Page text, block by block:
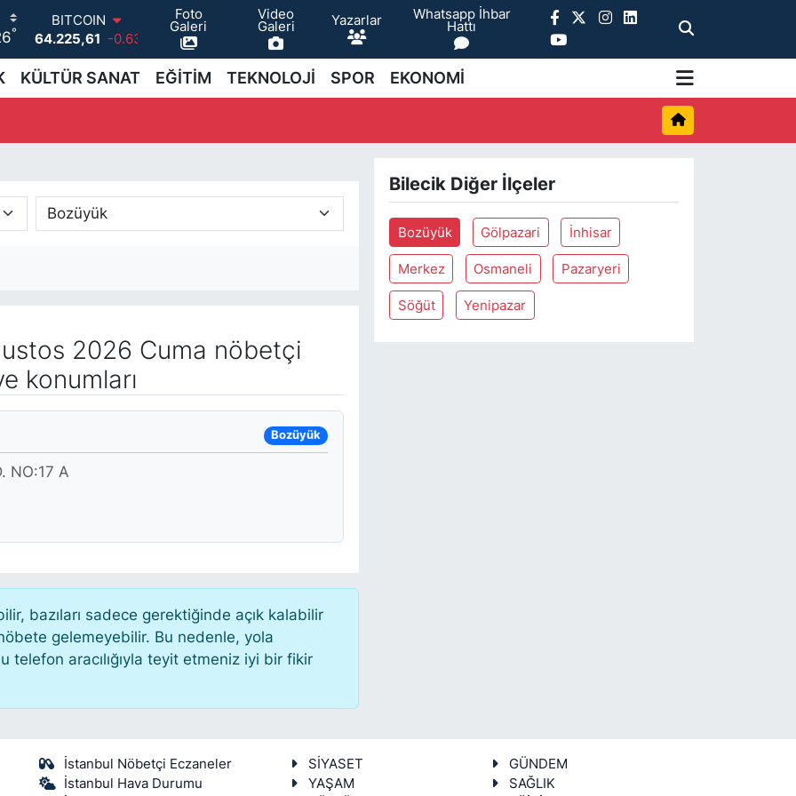
°
BITCOIN
64.225,61 -0.63
DOLAR
47,7143 0.16
EURO
BİST100
13.799
Foto
Galeri
Video
Galeri Yazarlar Whatsapp İhbar
Hattı
KÜLTÜR SANAT EĞİTİM TEKNOLOJİ SPOR EKONOMİ
2026 Cuma nöbetçi
konumları
Bozüyük
NO:17 A
bazıları sadece gerektiğinde açık kalabilir
gelemeyebilir. Bu nedenle, yola
telefon aracılığıyla teyit etmeniz iyi bir fikir
Bilecik Diğer İlçeler
Bozüyük Gölpazari İnhisar
Merkez Osmaneli Pazaryeri
Söğüt Yenipazar
İstanbul Nöbetçi Eczaneler
İstanbul Hava Durumu
SİYASET
GÜNDEM
YAŞAM
SAĞLIK